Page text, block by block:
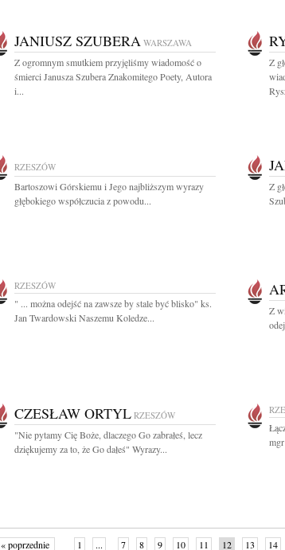
JANIUSZ SZUBERA WARSZAWA
Z ogromnym smutkiem przyjęliśmy wiadomość o
śmierci Janusza Szubera Znakomitego Poety, Autora
i...
Z
RZESZÓW
Bartoszowi Górskiemu i Jego najbliższym wyrazy
głębokiego współczucia z powodu...
Z
RZESZÓW
" ... można odejść na zawsze by stale być blisko" ks.
Jan Twardowski Naszemu Koledze...
Z
CZESŁAW ORTYL RZESZÓW
"Nie pytamy Cię Boże, dlaczego Go zabrałeś, lecz
dziękujemy za to, że Go dałeś" Wyrazy...
« poprzednie 1 ... 7 8 9 10 11 12 13 14